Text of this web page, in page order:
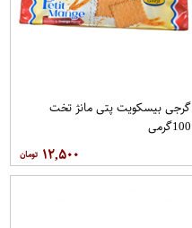
گرجی بیسکویت پتی مانژ تخت
100گرمی
۱۲,۵۰۰